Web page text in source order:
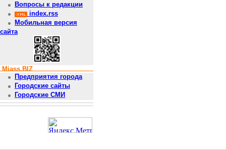
Вопросы к редакции
index.rss
Мобильная версия
сайта
Miass.BIZ
Предприятия города
Городские сайты
Городские СМИ